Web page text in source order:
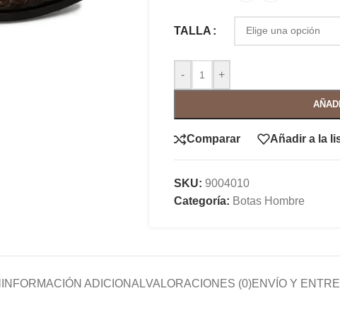
TALLA
- +
Comparar Añadir a la
SKU: 9004010
Categoría: Botas Hombre
INFORMACIÓN ADICIONALVALORACIONES (0)ENVÍO Y